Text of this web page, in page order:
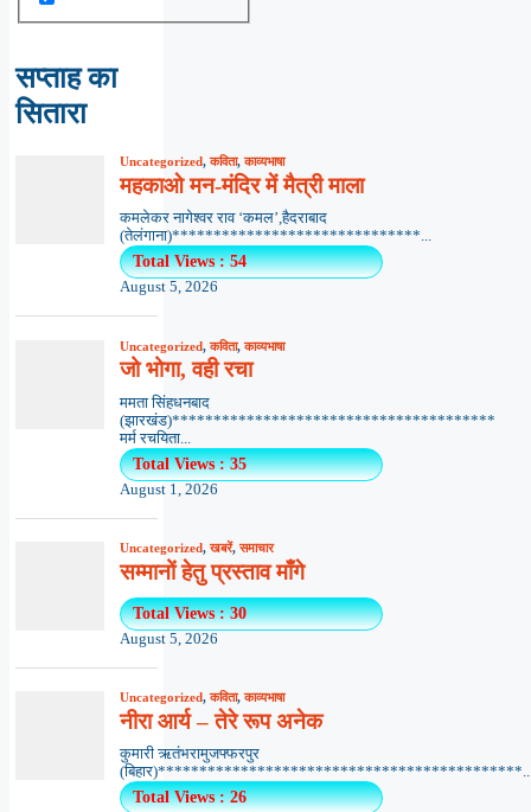
सप्ताह का
सितारा
Uncategorized,कविता,काव्यभाषा
महकाओ मन-मंदिर में मैत्री माला
कमलेकर नागेश्वर राव ‘कमल’,हैदराबाद
(तेलंगाना)******************************...
Total Views : 54
August 5, 2026
Uncategorized,कविता,काव्यभाषा
जो भोगा, वही रचा
ममता सिंहधनबाद
(झारखंड)***************************************
मर्म रचयिता...
Total Views : 35
August 1, 2026
Uncategorized,खबरें,समाचार
सम्मानों हेतु प्रस्ताव माँगे
Total Views : 30
August 5, 2026
Uncategorized,कविता,काव्यभाषा
नीरा आर्य – तेरे रूप अनेक
कुमारी ऋतंभरामुजफ्फरपुर
Total Views : 26